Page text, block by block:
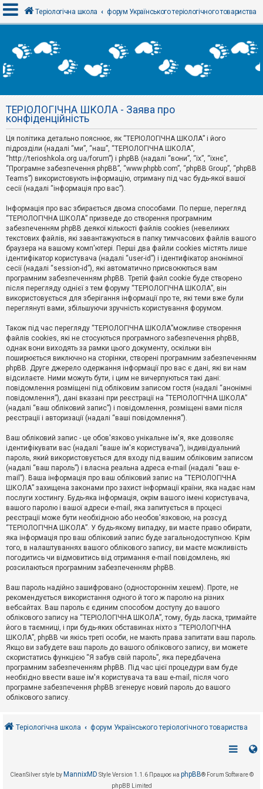
х
і
Р
е
с
т
р
а
ц
і
я
Т
е
м
и
б
е
з
в
і
д
о
і
д
е
й
А
т
и
в
е
м
и
П
о
ш
у
Д
о
м
о
г
Теріологічна школа форум Українського теріологічного товариства
ТЕРІОЛОГІЧНА ШКОЛА - Заява про
конфіденційність
Ця політика детально пояснює, як “ТЕРІОЛОГІЧНА ШКОЛА” і його
підрозділи (надалі “ми”, “наш”, “ТЕРІОЛОГІЧНА ШКОЛА”,
“http://terioshkola.org.ua/forum”) і phpBB (надалі “вони”, “їх”, “їхнє”,
“Програмне забезпечення phpBB”, “www.phpbb.com”, “phpBB Group”, “phpBB
Teams”) використовують інформацію, отриману під час будь-якої вашої
сесії (надалі “інформація про вас”).
Інформація про вас збирається двома способами. По перше, перегляд
“ТЕРІОЛОГІЧНА ШКОЛА” призведе до створення програмним
забезпеченням phpBB деякої кількості файлів cookies (невеликих
текстових файлів, які завантажуються в папку тимчасових файлів вашого
браузера на вашому комп'ютері. Перші два файли cookies містять лише
ідентифікатор користувача (надалі “user-id”) і ідентифікатор анонімної
сесії (надалі “session-id”), які автоматично присвоюються вам
програмним забезпеченням phpBB. Третій файл cookie буде створено
після перегляду однієї з тем форуму “ТЕРІОЛОГІЧНА ШКОЛА”, він
використовується для зберігання інформації про те, які теми вже були
переглянуті вами, збільшуючи зручність користування форумом.
Також під час перегляду “ТЕРІОЛОГІЧНА ШКОЛА”можливе створення
файлів cookies, які не стосуються програмного забезпечення phpBB,
однак вони виходять за рамки цього документу, оскільки він
поширюється виключно на сторінки, створені програмним забезпеченням
phpBB. Друге джерело одержання інформації про вас є дані, які ви нам
відсилаєте. Ними можуть бути, і цим не вичерпуються такі дані:
повідомлення розміщені під обліковим записом гостя (надалі “анонімні
повідомлення”), дані вказані при реєстрації на “ТЕРІОЛОГІЧНА ШКОЛА”
(надалі “ваш обліковий запис”) і повідомлення, розміщені вами після
реєстрації і авторизації (надалі “ваші повідомлення”).
Ваш обліковий запис - це обов'язково унікальне ім'я, яке дозволяє
ідентифікувати вас (надалі “ваше ім'я користувача”), індивідуальний
пароль, який використовується для входу під вашим обліковим записом
(надалі “ваш пароль”) і власна реальна адреса e-mail (надалі “ваш e-
mail”). Ваша інформація про ваш обліковий запис на “ТЕРІОЛОГІЧНА
ШКОЛА” захищена законами про захист інформації країни, яка надає нам
послуги хостингу. Будь-яка інформація, окрім вашого імені користувача,
вашого паролю і вашої адреси e-mail, яка запитується в процесі
реєстрації може бути необхідною або необов'язковою, на розсуд
“ТЕРІОЛОГІЧНА ШКОЛА”. У будь-якому випадку, ви маєте право обирати,
яка інформація про ваш обліковий запис буде загальнодоступною. Крім
того, в налаштуваннях вашого облікового запису, ви маєте можливість
погодитись чи відмовитись від отримання e-mail повідомлень, які
розсилаються програмним забезпеченням phpBB.
Ваш пароль надійно зашифровано (одностороннім хешем). Проте, не
рекомендується використання одного й того ж паролю на різних
вебсайтах. Ваш пароль є єдиним способом доступу до вашого
облікового запису на “ТЕРІОЛОГІЧНА ШКОЛА”, тому, будь ласка, тримайте
його в таємниці, і при будь-яких обставинах ніхто з “ТЕРІОЛОГІЧНА
ШКОЛА”, phpBB чи якісь треті особи, не мають права запитати ваш пароль.
Якщо ви забудете ваш пароль до вашого облікового запису, ви можете
скористатись функцією “Я забув свій пароль”, яка передбачена
програмним забезпеченням phpBB. Під час цієї процедури вам буде
необхідно ввести ваше ім'я користувача та ваш e-mail, після чого
програмне забезпечення phpBB згенерує новий пароль до вашого
облікового запису.
Теріологічна школа форум Українського теріологічного товариства
CleanSilver style by MannixMD Style Version 1.1.6 Працює на phpBB® Forum Software ©
phpBB Limited